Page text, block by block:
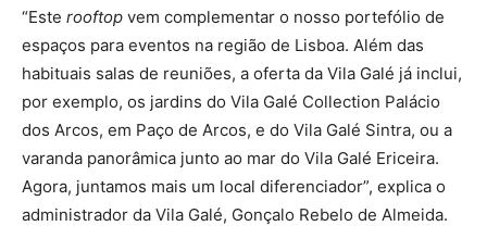
“Este rooftop vem complementar o nosso portefólio de
espaços para eventos na região de Lisboa. Além das
habituais salas de reuniões, a oferta da Vila Galé já inclui,
por exemplo, os jardins do Vila Galé Collection Palácio
dos Arcos, em Paço de Arcos, e do Vila Galé Sintra, ou a
varanda panorâmica junto ao mar do Vila Galé Ericeira.
Agora, juntamos mais um local diferenciador”, explica o
administrador da Vila Galé, Gonçalo Rebelo de Almeida.